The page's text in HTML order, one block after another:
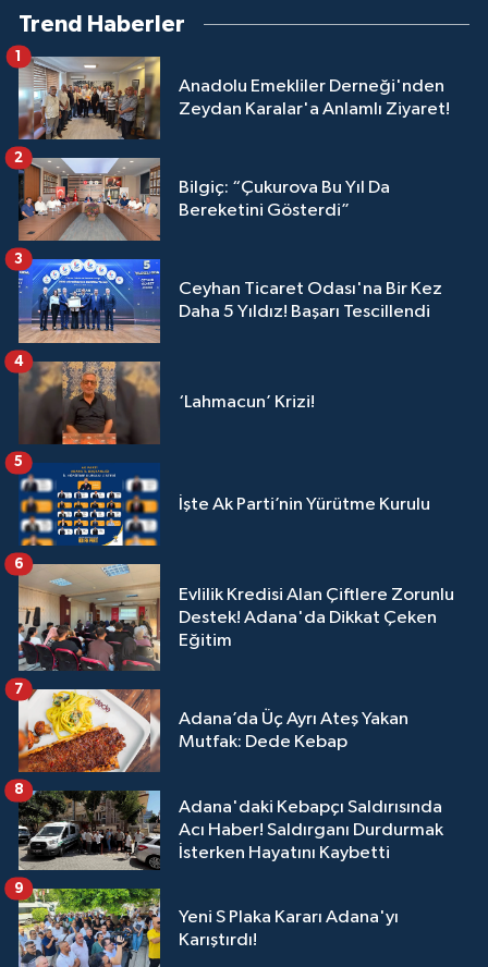
Trend Haberler
Anadolu Emekliler Derneği'nden
Zeydan Karalar'a Anlamlı Ziyaret!
1
Bilgiç: “Çukurova Bu Yıl Da
Bereketini Gösterdi”
2
Ceyhan Ticaret Odası'na Bir Kez
Daha 5 Yıldız! Başarı Tescillendi
3
‘Lahmacun’ Krizi!
4
İşte Ak Parti’nin Yürütme Kurulu
5
Evlilik Kredisi Alan Çiftlere Zorunlu
Destek! Adana'da Dikkat Çeken
Eğitim
6
Adana’da Üç Ayrı Ateş Yakan
Mutfak: Dede Kebap
7
Adana'daki Kebapçı Saldırısında
Acı Haber! Saldırganı Durdurmak
İsterken Hayatını Kaybetti
8
Yeni S Plaka Kararı Adana'yı
Karıştırdı!
9